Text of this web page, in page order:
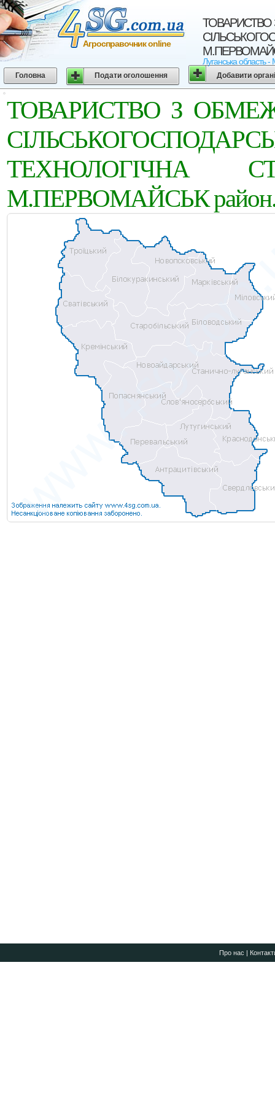
Луганська область -
Агросправочник online
Головна Подати оголошення Добавити
ТОВАРИСТВО З
ТЕХНОЛОГІЧНА
М.ПЕРВОМАЙСЬК район.
Про нас |